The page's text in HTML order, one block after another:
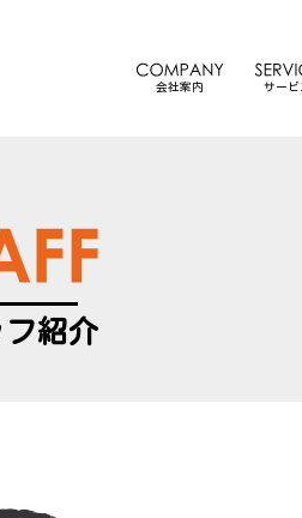
会社案内 サービ
紹介